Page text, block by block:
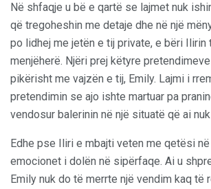
Në shfaqje u bë e qartë se lajmet nuk
që tregoheshin me detaje dhe në një
po lidhej me jetën e tij private, e bëri Ilirin
menjëherë. Njëri prej këtyre
pikërisht me vajzën e tij, Emily. Lajmi i
pretendimin se ajo ishte martuar pa
vendosur balerinin në një situatë që ai
Edhe pse Iliri e mbajti veten me qetësi
emocionet i dolën në sipërfaqe. Ai u
Emily nuk do të merrte një vendim kaq të